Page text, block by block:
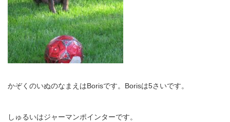
かぞくのいぬのなまえはBorisです。Borisは5さいです。
しゅるいはジャーマンポインターです。